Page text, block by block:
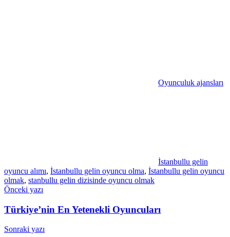
Oyunculuk ajansları
İstanbullu gelin
oyuncu alımı, İstanbullu gelin oyuncu olma, İstanbullu gelin oyuncu
olmak, stanbullu gelin dizisinde oyuncu olmak
Yazı
gezinmesi
Önceki yazı
Türkiye’nin En Yetenekli Oyuncuları
Sonraki yazı